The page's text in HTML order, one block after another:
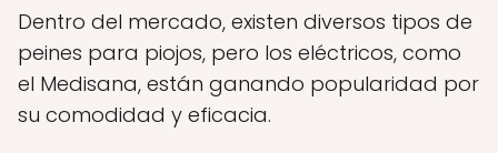
Dentro del mercado, existen diversos tipos de
peines para piojos, pero los eléctricos, como
el Medisana, están ganando popularidad por
su comodidad y eficacia.